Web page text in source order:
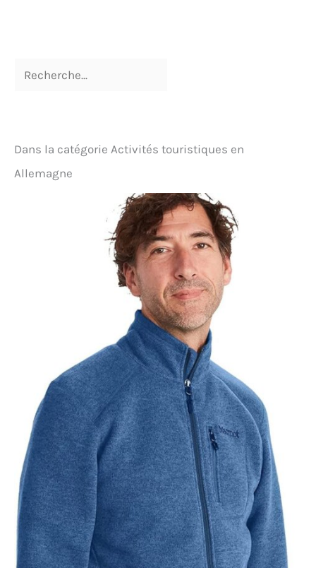
fonctionnelles, ce pantalon cargo vous permet de
propre et pratique. Polyvalent pour les voyages,
l'extérieur et les tenues décontractées : convient
pour les sentiers de randonnée, les visites en ville
s'associe facilement avec des t-shirts, des sweats à
capuche ou des vestes d'extérieur. Un ajout
pratique à toute garde-robe de voyage ou
d'extérieur, offrant confort et adaptabilité dans un
seul design Tailles: Veuillez consulter la tableau
des tailles avant l’achat
Dans la catégorie Activités touristiques en
Allemagne